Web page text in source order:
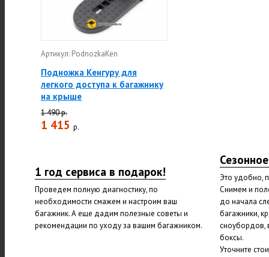
Артикул: PodnozkaKen
Подножка Кенгуру для
легкого доступа к багажнику
на крыше
1 490 р.
1 415 р.
1 год сервиса в подарок!
Проведем полную диагностику, по
необходимости смажем и настроим ваш
багажник. А еще дадим полезные советы и
рекомендации по уходу за вашим багажником.
Это удобно,
Снимем и
до начала
багажники,
сноубордов,
боксы.
Уточните